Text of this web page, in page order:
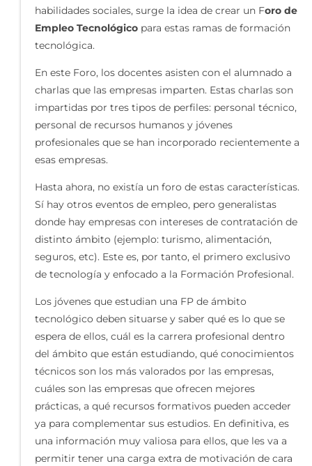
habilidades sociales, surge la idea de crear un Foro de
Empleo Tecnológico para estas ramas de formación
tecnológica.
En este Foro, los docentes asisten con el alumnado a
charlas que las empresas imparten. Estas charlas son
impartidas por tres tipos de perfiles: personal técnico,
personal de recursos humanos y jóvenes
profesionales que se han incorporado recientemente a
esas empresas.
Hasta ahora, no existía un foro de estas características.
Sí hay otros eventos de empleo, pero generalistas
donde hay empresas con intereses de contratación de
distinto ámbito (ejemplo: turismo, alimentación,
seguros, etc). Este es, por tanto, el primero exclusivo
de tecnología y enfocado a la Formación Profesional.
Los jóvenes que estudian una FP de ámbito
tecnológico deben situarse y saber qué es lo que se
espera de ellos, cuál es la carrera profesional dentro
del ámbito que están estudiando, qué conocimientos
técnicos son los más valorados por las empresas,
cuáles son las empresas que ofrecen mejores
prácticas, a qué recursos formativos pueden acceder
ya para complementar sus estudios. En definitiva, es
una información muy valiosa para ellos, que les va a
permitir tener una carga extra de motivación de cara